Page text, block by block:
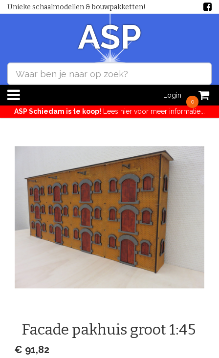
Unieke schaalmodellen & bouwpakketten!
0
Login
ASP Schiedam is te koop! Lees hier voor meer informatie...
Facade pakhuis groot 1:45
€ 91,82